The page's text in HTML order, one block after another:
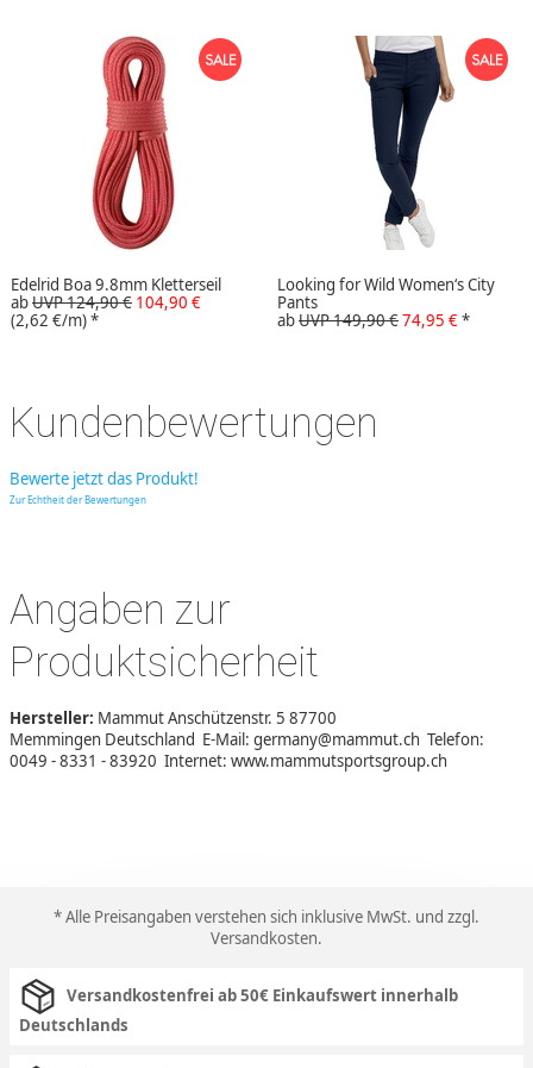
Edelrid Boa 9.8mm Kletterseil
abUVP 124,90 € 104,90 €
(2,62 €/m)*
Looking for Wild Women‘s City
Pants
abUVP 149,90 €74,95 €*
Kundenbewertungen
Bewerte jetzt das Produkt!
Zur Echtheit der Bewertungen
Angaben zur
Produktsicherheit
Hersteller: Mammut Anschützenstr. 5 87700
Memmingen Deutschland E-Mail: germany@mammut.ch Telefon:
0049 - 8331 - 83920 Internet: www.mammutsportsgroup.ch
* Alle Preisangaben verstehen sich inklusive MwSt. und zzgl.
Versandkosten.
Versandkostenfrei ab 50€ Einkaufswert innerhalb
Deutschlands